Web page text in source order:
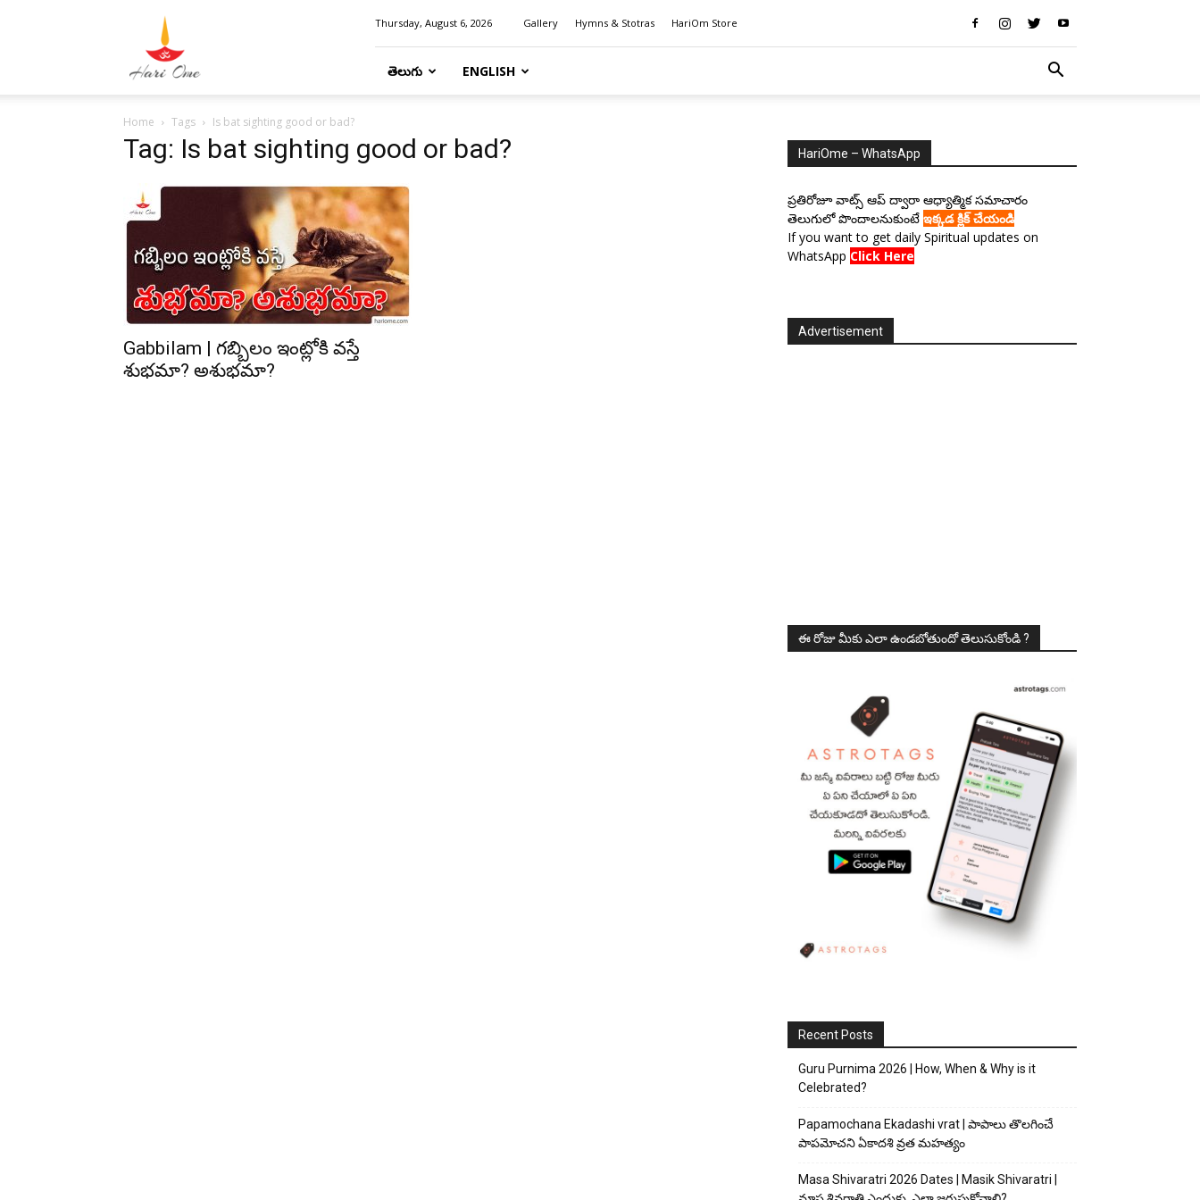
Thursday, August 6, 2026 Gallery Hymns & Stotras HariOm Store
తెలుగు ENGLISH
Home Tags Is bat sighting good or bad?
Tag: Is bat sighting good or bad?
Gabbilam | గబ్బిలం ఇంట్లోకి వస్తే
శుభమా? అశుభమా?
HariOme – WhatsApp
ప్రతిరోజూ వాట్స్ ఆప్ ద్వారా ఆధ్యాత్మిక సమాచారం
తెలుగులో పొందాలనుకుంటే ఇక్కడ క్లిక్ చేయండి
If you want to get daily Spiritual updates on
WhatsApp Click Here
Advertisement
ఈ రోజు మీకు ఎలా ఉండబోతుందో తెలుసుకోండి ?
Recent Posts
Guru Purnima 2026 | How, When & Why is it
Celebrated?
Papamochana Ekadashi vrat | పాపాలు తొలగించే
పాపమోచని ఏకాదశి వ్రత మహత్యం
Masa Shivaratri 2026 Dates | Masik Shivaratri |